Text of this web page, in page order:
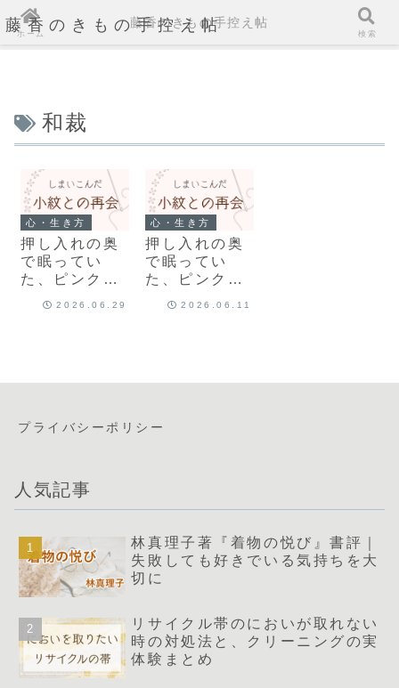
藤香のきもの手控え帖
和裁
心・生き方
押し入れの奥
で眠ってい
た、ピンクの
2026.06.29
心・生き方
押し入れの奥
で眠ってい
た、ピンクの
2026.06.11
プライバシーポリシー
人気記事
林真理子著『着物の悦び』書評｜
失敗しても好きでいる気持ちを大
切に
リサイクル帯のにおいが取れない
時の対処法と、クリーニングの実
体験まとめ
ホーム
藤香のきもの手控え帖
検索